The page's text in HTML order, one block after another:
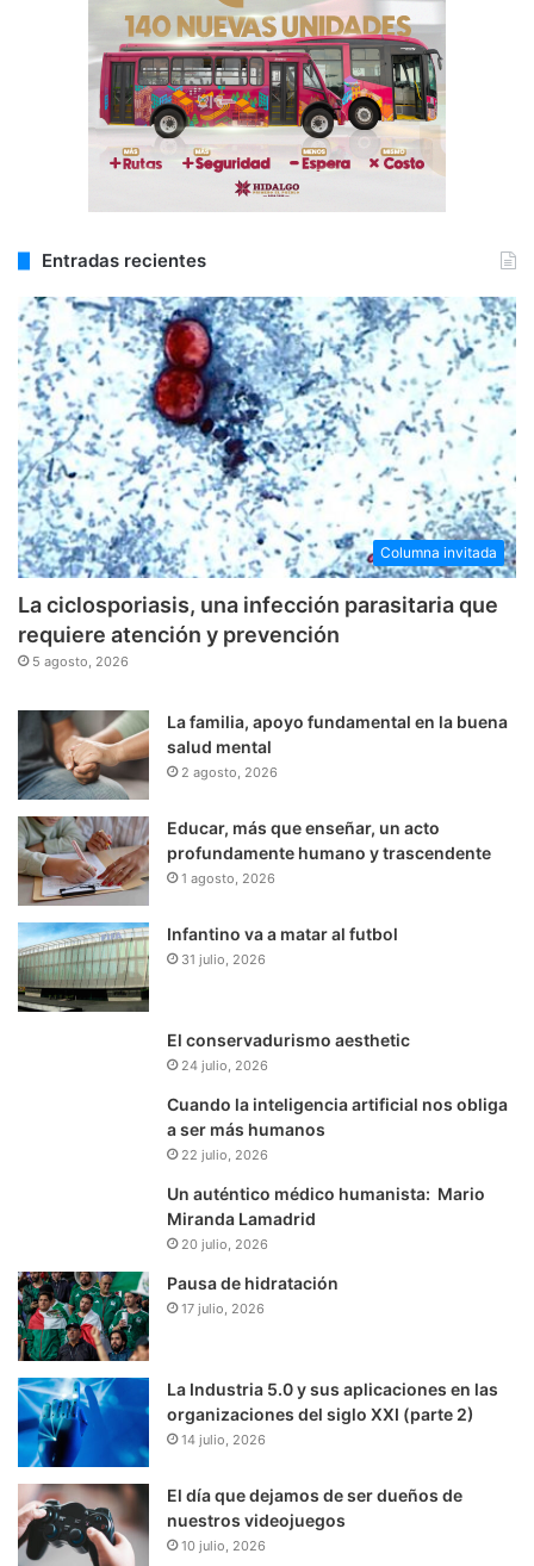
Entradas recientes
Columna invitada
La ciclosporiasis, una infección parasitaria que
requiere atención y prevención
5 agosto, 2026
La familia, apoyo fundamental en la buena
salud mental
2 agosto, 2026
Educar, más que enseñar, un acto
profundamente humano y trascendente
1 agosto, 2026
Infantino va a matar al futbol
31 julio, 2026
El conservadurismo aesthetic
24 julio, 2026
Cuando la inteligencia artificial nos obliga
a ser más humanos
22 julio, 2026
Un auténtico médico humanista: Mario
Miranda Lamadrid
20 julio, 2026
Pausa de hidratación
17 julio, 2026
La Industria 5.0 y sus aplicaciones en las
organizaciones del siglo XXI (parte 2)
14 julio, 2026
El día que dejamos de ser dueños de
nuestros videojuegos
10 julio, 2026